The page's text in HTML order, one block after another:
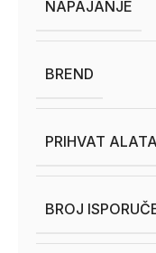
NAPAJANJE
BREND
PRIHVAT ALATA
BROJ